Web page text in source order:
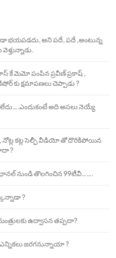
భయపడదు, అని పదే, పదే ,అంటున్న
కే మెమో పంపిన ప్రవీణ్ ప్రకాష్ ,
కు క్షమాపణలు చెప్పాడు ?
అది అసలు నెయ్యే
నోట్ల కట్ల సెల్ఫీ వీడియో తో దొరికిపోయిన
?
ఛానల్ నుండి తొలగించిన 99టీవీ…….
?
ఉద్వాసన తప్పదా?
జరగనున్నాయా ?